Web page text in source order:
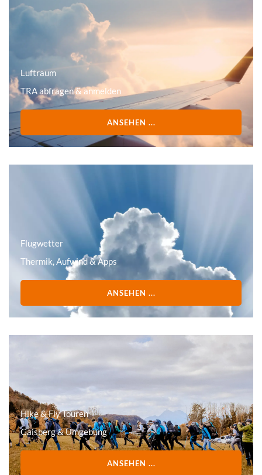
Luftraum
TRA abfragen & anmelden
ANSEHEN ...
Flugwetter
Thermik, Aufwind & Apps
ANSEHEN ...
Hike & Fly Touren
Gaisberg & Umgebung
ANSEHEN ...